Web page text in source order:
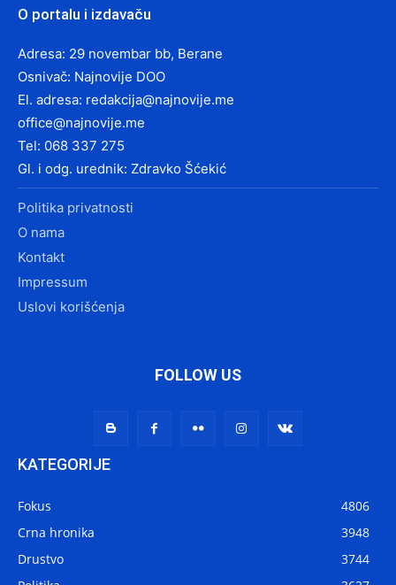
O portalu i izdavaču
Adresa: 29 novembar bb, Berane
Osnivač: Najnovije DOO
El. adresa: redakcija@najnovije.me
office@najnovije.me
Tel: 068 337 275
Gl. i odg. urednik: Zdravko Šćekić
Politika privatnosti
O nama
Kontakt
Impressum
Uslovi korišćenja
FOLLOW US
KATEGORIJE
Fokus
4806
Crna hronika
3948
Drustvo
3744